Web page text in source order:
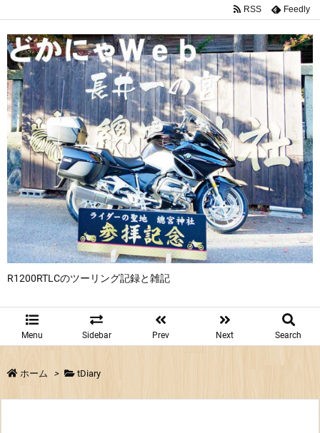
R1200RTLCのツーリング記録と雑記
Menu Sidebar Prev Next Search
RSS Feedly
ホーム > tDiary